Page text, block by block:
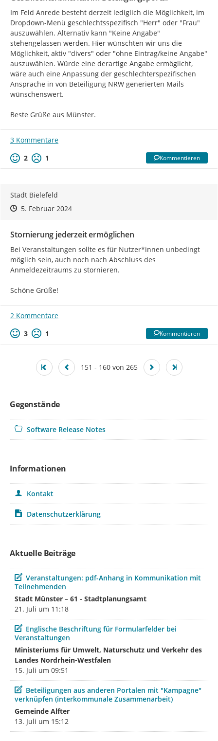
Im Feld Anrede besteht derzeit lediglich die Möglichkeit, im
Dropdown-Menü geschlechtsspezifisch "Herr" oder "Frau"
auszuwählen. Alternativ kann "Keine Angabe"
stehengelassen werden. Hier wünschten wir uns die
Möglichkeit, aktiv "divers" oder "ohne Eintrag/keine Angabe"
auszuwählen. Würde eine derartige Angabe ermöglicht,
wäre auch eine Anpassung der geschlechterspezifischen
Ansprache in von Beteiligung NRW generierten Mails
wünschenswert.
Beste Grüße aus Münster.
3 Kommentare
2
1 Kommentieren
Stadt Bielefeld
Zeitpunkt des Erstellens
Zeitpunkt des Erstellens
5. Februar 2024Zur Äußerung
Stornierung jederzeit ermöglichen
Bei Veranstaltungen sollte es für Nutzer*innen unbedingt
möglich sein, auch noch nach Abschluss des
Anmeldezeitraums zu stornieren.
Schöne Grüße!
2 Kommentare
3
1 Kommentieren
151 - 160 von 265
Gegenstände
Software Release Notes
Informationen
Kontakt
Datenschutzerklärung
Aktuelle Beiträge
Beitrag
Veranstaltungen: pdf-Anhang in Kommunikation mit
Teilnehmenden
Stadt Münster – 61 - Stadtplanungsamt
21. Juli um 11:18
Beitrag
Englische Beschriftung für Formularfelder bei
Veranstaltungen
Ministeriums für Umwelt, Naturschutz und Verkehr des
Landes Nordrhein-Westfalen
15. Juli um 09:51
Beitrag
Beteiligungen aus anderen Portalen mit "Kampagne"
verknüpfen (interkommunale Zusammenarbeit)
Gemeinde Alfter
13. Juli um 15:12